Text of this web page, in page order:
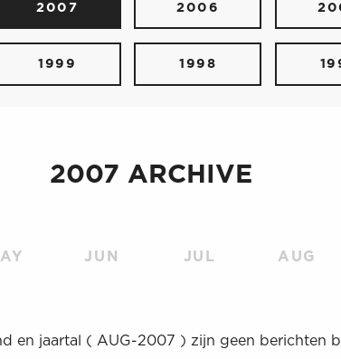
2007 2006
1999 1998
2007 ARCHIVE
JUN JUL AUG
en jaartal ( AUG-2007 ) zijn geen berichten